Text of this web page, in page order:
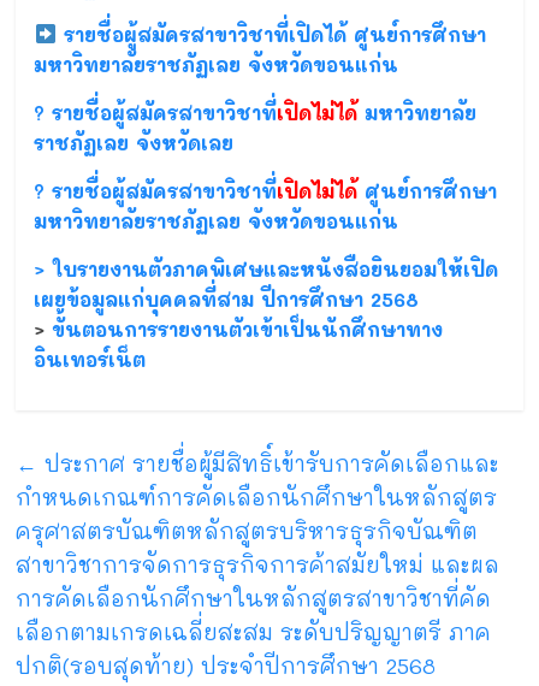
รายชื่อผู้สมัครสาขาวิชาที่เปิดได้ ศูนย์การศึกษา
มหาวิทยาลัยราชภัฏเลย จังหวัดขอนแก่น
? รายชื่อผู้สมัครสาขาวิชาที่เปิดไม่ได้มหาวิทยาลัย
ราชภัฏเลย จังหวัดเลย
? รายชื่อผู้สมัครสาขาวิชาที่เปิดไม่ได้ศูนย์การศึกษา
มหาวิทยาลัยราชภัฏเลย จังหวัดขอนแก่น
> ใบรายงานตัวภาคพิเศษและหนังสือยินยอมให้เปิด
เผยข้อมูลแก่บุคคลที่สาม ปีการศึกษา 2568
>ขั้นตอนการรายงานตัวเข้าเป็นนักศึกษาทาง
อินเทอร์เน็ต
← ประกาศ รายชื่อผู้มีสิทธิ์เข้ารับการคัดเลือกและ
กำหนดเกณฑ์การคัดเลือกนักศึกษาในหลักสูตร
ครุศาสตรบัณฑิตหลักสูตรบริหารธุรกิจบัณฑิต
สาขาวิชาการจัดการธุรกิจการค้าสมัยใหม่ และผล
การคัดเลือกนักศึกษาในหลักสูตรสาขาวิชาที่คัด
เลือกตามเกรดเฉลี่ยสะสม ระดับปริญญาตรี ภาค
ปกติ(รอบสุดท้าย) ประจำปีการศึกษา 2568